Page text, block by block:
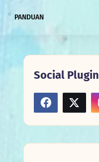
PANDUAN
Social Plugin